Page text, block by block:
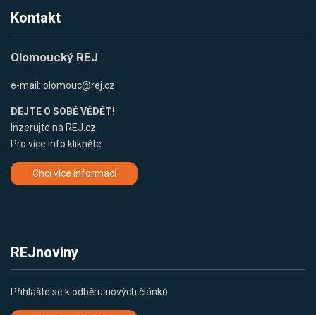
Kontakt
Olomoucký REJ
e-mail: olomouc@rej.cz
DEJTE O SOBĚ VĚDĚT!
Inzerujte na REJ.cz.
Pro více info klikněte.
Chci více informací
REJnoviny
Přihlašte se k odběru nových článků